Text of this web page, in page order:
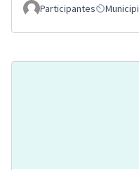
Participantes
Municipi